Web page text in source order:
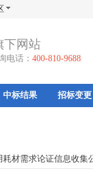
下网站
电话： 400-810-9688
中标结果 招标变更
耗材需求论证信息收集